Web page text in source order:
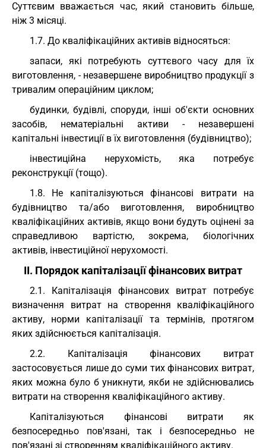
Суттєвим вважається час, який становить більше,
ніж 3 місяці.
1.7. До кваліфікаційних активів відносяться:
запаси, які потребують суттєвого часу для їх
виготовлення, - незавершене виробництво продукції з
тривалим операційним циклом;
будинки, будівлі, споруди, інші об'єкти основних
засобів, нематеріальні активи - незавершені
капітальні інвестиції в їх виготовлення (будівництво);
інвестиційна нерухомість, яка потребує
реконструкції (тощо).
1.8. Не капіталізуються фінансові витрати на
будівництво та/або виготовлення, виробництво
кваліфікаційних активів, якщо вони будуть оцінені за
справедливою вартістю, зокрема, біологічних
активів, інвестиційної нерухомості.
II. Порядок капіталізації фінансових витрат
2.1. Капіталізація фінансових витрат потребує
визначення витрат на створення кваліфікаційного
активу, норми капіталізації та термінів, протягом
яких здійснюється капіталізація.
2.2. Капіталізація фінансових витрат
застосовується лише до суми тих фінансових витрат,
яких можна було б уникнути, якби не здійснювались
витрати на створення кваліфікаційного активу.
Капіталізуються фінансові витрати як
безпосередньо пов'язані, так і безпосередньо не
пов'язані зі створенням кваліфікаційного активу.